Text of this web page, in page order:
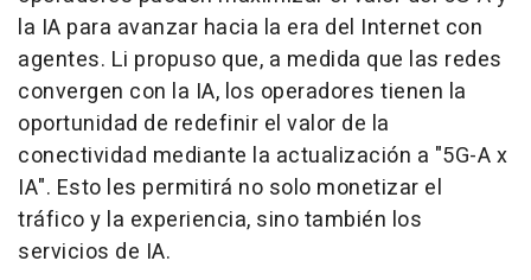
la IA para avanzar hacia la era del Internet con
agentes. Li propuso que, a medida que las redes
convergen con la IA, los operadores tienen la
oportunidad de redefinir el valor de la
conectividad mediante la actualización a "5G-A x
IA". Esto les permitirá no solo monetizar el
tráfico y la experiencia, sino también los
servicios de IA.